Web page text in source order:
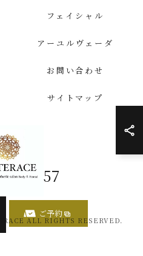
4557
ご予約
フェイシャル
アーユルヴェーダ
お問い合わせ
サイトマップ
ALL RIGHTS RESERVED.